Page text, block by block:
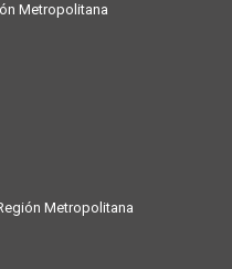
Metropolitana
Metropolitana